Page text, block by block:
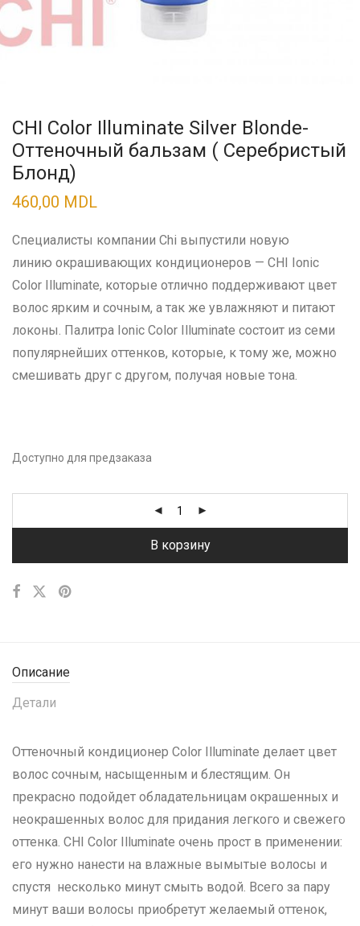
CHI Color Illuminate Silver Blonde-
Оттеночный бальзам ( Серебристый
Блонд)
460,00 MDL
Специалисты компании Chi выпустили новую
линию окрашивающих кондиционеров — CHI Ionic
Color Illuminate, которые отлично поддерживают цвет
волос ярким и сочным, а так же увлажняют и питают
локоны. Палитра Ionic Color Illuminate состоит из семи
популярнейших оттенков, которые, к тому же, можно
смешивать друг с другом, получая новые тона.
Доступно для предзаказа
В корзину
Описание
Детали
Оттеночный кондиционер Color Illuminate делает цвет
волос сочным, насыщенным и блестящим. Он
прекрасно подойдет обладательницам окрашенных и
неокрашенных волос для придания легкого и свежего
оттенка. CHI Color Illuminate очень прост в применении:
его нужно нанести на влажные вымытые волосы и
спустя несколько минут смыть водой. Всего за пару
минут ваши волосы приобретут желаемый оттенок,